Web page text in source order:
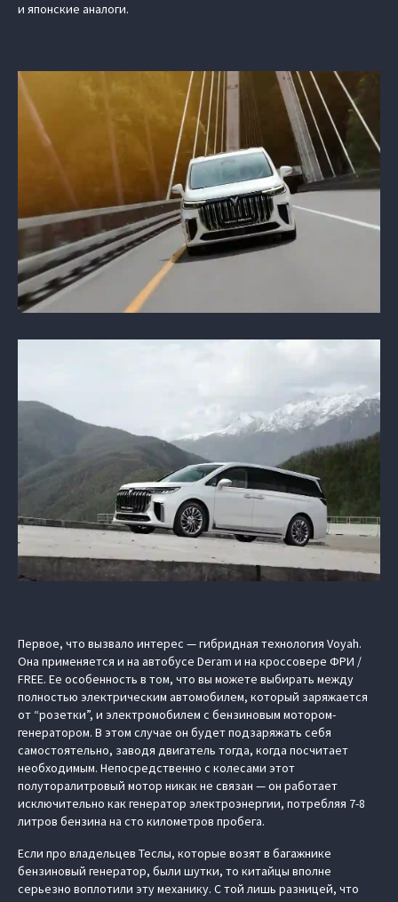
и японские аналоги.
Первое, что вызвало интерес — гибридная технология Voyah.
Она применяется и на автобусе Deram и на кроссовере ФРИ /
FREE. Ее особенность в том, что вы можете выбирать между
полностью электрическим автомобилем, который заряжается
от “розетки”, и электромобилем с бензиновым мотором-
генератором. В этом случае он будет подзаряжать себя
самостоятельно, заводя двигатель тогда, когда посчитает
необходимым. Непосредственно с колесами этот
полуторалитровый мотор никак не связан — он работает
исключительно как генератор электроэнергии, потребляя 7-8
литров бензина на сто километров пробега.
Если про владельцев Теслы, которые возят в багажнике
бензиновый генератор, были шутки, то китайцы вполне
серьезно воплотили эту механику. С той лишь разницей, что